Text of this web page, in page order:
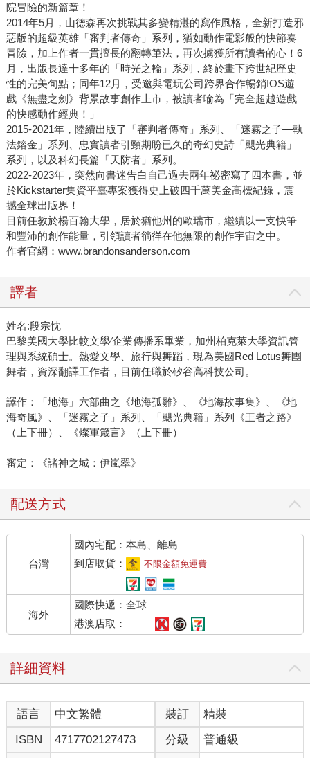
院冒險的新篇章！
2014年5月，山德森再次挑戰其多變精湛的寫作風格，全新打造邪
惡版的超級英雄「審判者傳奇」系列，猶如動作電影般的快節奏
冒險，加上作者一貫擅長的翻轉筆法，再次擄獲所有讀者的心！6
月，出版長達十多年的「時光之輪」系列，終於畫下跨世紀歷史
性的完美句點；同年12月，受邀與電玩公司跨界合作暢銷IOS遊
戲《無盡之劍》背景故事創作上市，被讀者喻為「完全超越遊戲
的快感動作經典！」
2015-2021年，陸續出版了「審判者傳奇」系列、「迷霧之子—執
法鎔金」系列、忠實讀者引頸期盼已久的奇幻史詩「颶光典籍」
系列，以及科幻長篇「天防者」系列。
2022-2023年，突然向書迷告白自己過去兩年祕密寫了四本書，並
於Kickstarter集資平臺專案獲得史上破四千萬美金高標紀錄，震
撼全球出版界！
目前任教於楊百翰大學，居於猶他州的歐瑞市，繼續以一支快筆
和豐沛的創作能量，引領讀者徜徉在他無限的創作宇宙之中。
作者官網：www.brandonsanderson.com
譯者
姓名:段宗忱
巴黎美國大學比較文學∕企業傳播系畢業，加州柏克萊大學資訊管
理與系統碩士。熱愛文學、旅行與舞蹈，現為美國Red Lotus舞團
舞者，資深翻譯工作者，目前任職於矽谷高科技公司。
譯作：「地海」六部曲之《地海孤雛》、《地海故事集》、《地
海奇風》、「迷霧之子」系列、「颶光典籍」系列《王者之路》
（上下冊）、《燦軍箴言》（上下冊）
審定：《諸神之城：伊嵐翠》
配送方式
台灣
國內宅配：本島、離島
到店取貨：
不限金額免運費
海外
國際快遞：全球
港澳店取：
詳細資料
語言 中文繁體 裝訂
精裝
ISBN
4717702127473 分級 普通級